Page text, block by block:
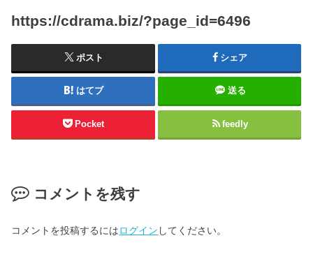
https://cdrama.biz/?page_id=6496
ポスト シェア
はてブ 送る
Pocket feedly
コメントを残す
コメントを投稿するにはログイン してください。